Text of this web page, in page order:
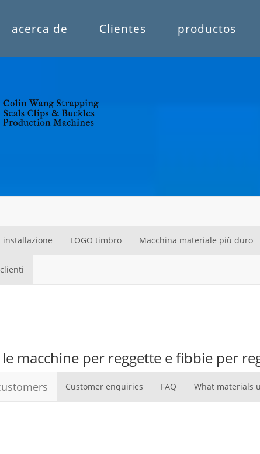
acerca de Clientes productos
installazione LOGO timbro Macchina materiale più duro
le macchine per reggette e fibbie per
Customer enquiries FAQ What materials